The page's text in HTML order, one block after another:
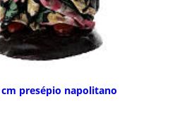
presépio napolitano